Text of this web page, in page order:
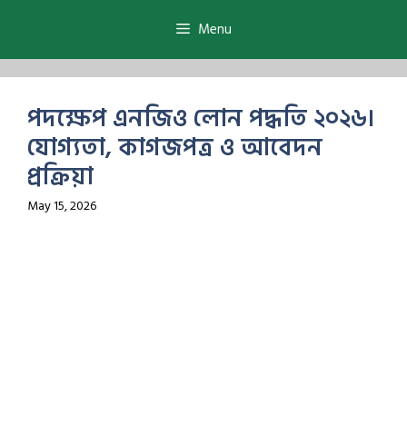
Menu
পদক্ষেপ এনজিও লোন পদ্ধতি ২০২৬।
যোগ্যতা, কাগজপত্র ও আবেদন
প্রক্রিয়া
May 15, 2026